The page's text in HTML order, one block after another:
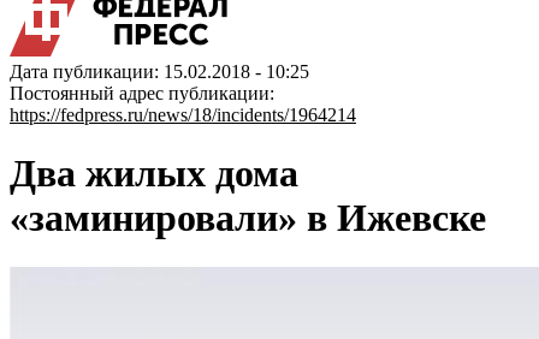
Дата публикации: 15.02.2018 - 10:25
Постоянный адрес публикации:
https://fedpress.ru/news/18/incidents/1964214
Два жилых дома
«заминировали» в Ижевске